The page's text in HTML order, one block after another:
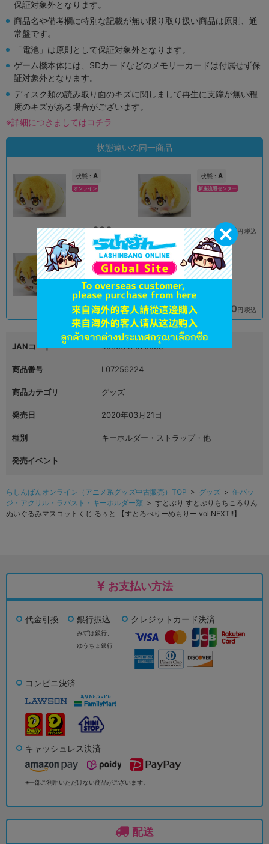
保証対象外となります。
商品名や備考欄に特別な記載が無い限り取り扱い商品は原則、通
常盤です。
「電池」は原則として保証対象外となります。
ゲーム機本体には、SDカードなどのメモリーカードは付属せず保
証対象外となります。
ディスク類の読み取り面のキズに関しまして再生に支障が無い程
度のキズがある場合がございます。
※詳細につきましてはコチラ
状態違いの同一商品
状態 : A
オンライン
品切状態 690
状態 : A
新座流通センター
在庫あり 690円 税込
状態 :
岡山店
在庫あり 590円 税込
状態 :A
宇都宮店
690 円 税込
JANコード 4580642970559
商品番号 L07256224
商品カテゴリ グッズ
発売日 2020年03月21日
種別 キーホルダー・ストラップ・他
発売イベント
らしんばんオンライン（アニメ系グッズ中古販売）TOP > グッズ > 缶バッ
ジ・アクリル・ラバスト・キーホルダー類 > すとぷり すとぷりもちころりん
ぬいぐるみマスコットくじ るぅと 【すとろべりーめもりー vol.NEXT!!】
お支払い方法
代金引換 銀行振込
みずほ銀行、
ゆうちょ銀行
クレジットカード決済
コンビニ決済
キャッシュレス決済
※一部ご利用いただけない商品がございます。
配送